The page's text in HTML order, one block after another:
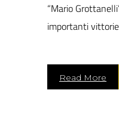
“Mario
importanti
Read More